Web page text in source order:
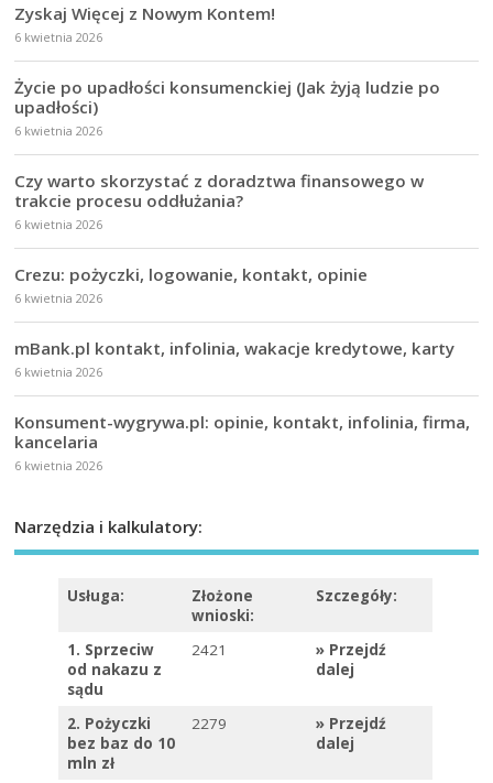
Zyskaj Więcej z Nowym Kontem!
6 kwietnia 2026
Życie po upadłości konsumenckiej (Jak żyją ludzie po
upadłości)
6 kwietnia 2026
Czy warto skorzystać z doradztwa finansowego w
trakcie procesu oddłużania?
6 kwietnia 2026
Crezu: pożyczki, logowanie, kontakt, opinie
6 kwietnia 2026
mBank.pl kontakt, infolinia, wakacje kredytowe, karty
6 kwietnia 2026
Konsument-wygrywa.pl: opinie, kontakt, infolinia, firma,
kancelaria
6 kwietnia 2026
Narzędzia i kalkulatory:
Usługa:
Złożone
wnioski:
Szczegóły:
1. Sprzeciw
od nakazu z
sądu
2421 » Przejdź
dalej
2. Pożyczki
bez baz do 10
mln zł
2279 » Przejdź
dalej